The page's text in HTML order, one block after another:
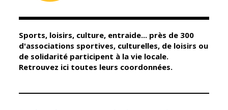
Mairie
Élus
Municipal
Enfance et
éducation
Guichet unique
Sports, loisirs, culture, entraide... près de 300
d'associations sportives, culturelles, de loisirs ou
de solidarité participent à la vie locale.
Retrouvez ici toutes leurs coordonnées.